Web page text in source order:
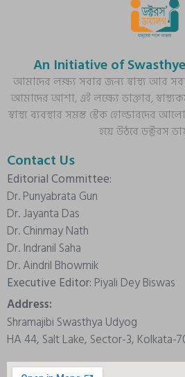
An Initiative of
আমাদের লক্ষ্য সবার জন্য স্বাস্থ্য আর
আমাদের আশা, এই লক্ষ্যে ডাক্তার,
স্বাস্থ্য ব্যবস্থার সমস্ত স্টেক হোল্ডারদের
হয়ে উঠবে ডক্টরস
Contact Us
Editorial Committee:
Dr. Punyabrata Gun
Dr. Jayanta Das
Dr. Chinmay Nath
Dr. Indranil Saha
Dr. Aindril Bhowmik
Executive Editor: Piyali Dey Biswas
Address:
Shramajibi Swasthya Udyog
HA 44, Salt Lake, Sector-3, Kolkata-